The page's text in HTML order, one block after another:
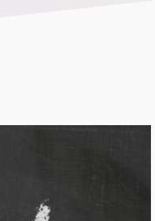
werden und Geld